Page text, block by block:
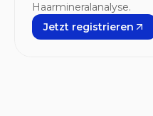
Haarmineralanalyse.
Jetzt registrieren